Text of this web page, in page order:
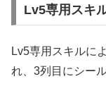
Lv5専用スキ
Lv5専用スキルに
れ、3列目にシー